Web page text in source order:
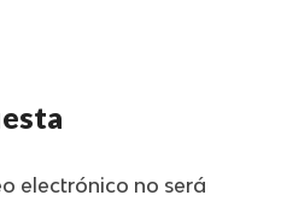
electrónico no será